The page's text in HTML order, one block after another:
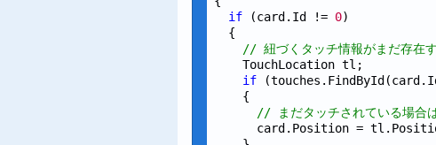
if (card.Id != 0)
  {
// 紐づくタッチ情報がまだ存在
    TouchLocation tl;
if
    {
// まだタッチされている場合
card.Position =